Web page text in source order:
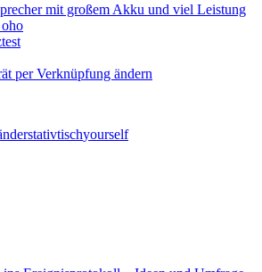
mit großem Akku und viel Leistung
per Verknüpfung ändern
stativtischyourself